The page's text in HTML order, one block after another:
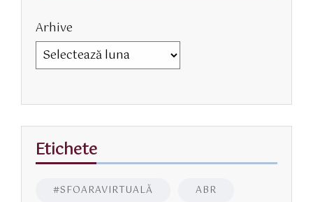
Arhive
Etichete
#SFOARAVIRTUALĂ ABR